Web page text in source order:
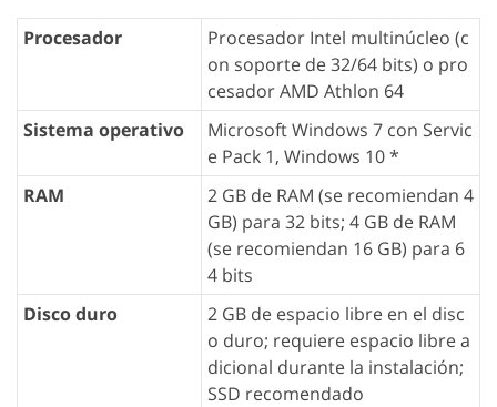
Procesador
Procesador Intel multinúcleo (c
on soporte de 32/64 bits) o pro
cesador AMD Athlon 64
Sistema operativo
Microsoft Windows 7 con Servic
e Pack 1, Windows 10 *
RAM
2 GB de RAM (se recomiendan 4
GB) para 32 bits; 4 GB de RAM
(se recomiendan 16 GB) para 6
4 bits
Disco duro
2 GB de espacio libre en el disc
o duro; requiere espacio libre a
dicional durante la instalación;
SSD recomendado